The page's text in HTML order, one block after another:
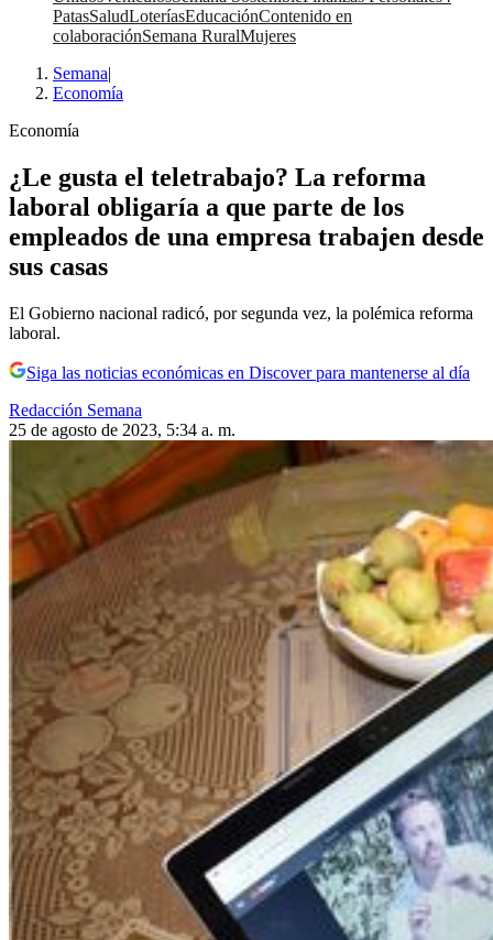
PatasSaludLoteríasEducaciónContenido en
colaboraciónSemana RuralMujeres
Semana|
Economía
Economía
¿Le gusta el teletrabajo? La reforma
laboral obligaría a que parte de los
empleados de una empresa trabajen desde
sus casas
El Gobierno nacional radicó, por segunda vez, la polémica reforma
laboral.
Siga las noticias económicas en Discover para mantenerse al día
Redacción Semana
25 de agosto de 2023, 5:34 a. m.